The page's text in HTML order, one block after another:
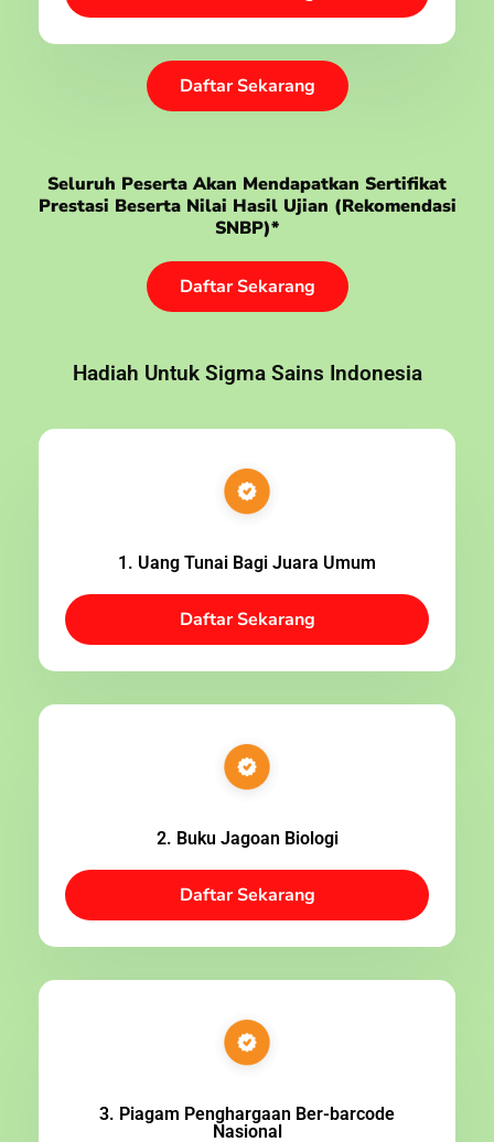
Daftar Sekarang
Seluruh Peserta Akan Mendapatkan Sertifikat
Prestasi Beserta Nilai Hasil Ujian (rekomendasi
SNBP)*
Daftar Sekarang
Hadiah Untuk Sigma Sains Indonesia
1. Uang Tunai Bagi Juara Umum
Daftar Sekarang
2. Buku Jagoan Biologi
Daftar Sekarang
3. Piagam Penghargaan Ber-barcode
Nasional